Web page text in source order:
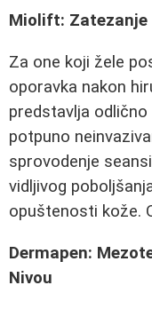
Miolift: Zatezanje
Za one koji žele
oporavka nakon
predstavlja odlično
potpuno
sprovodenje seansi
vidljivog
opuštenosti kože.
Dermapen:
Nivou